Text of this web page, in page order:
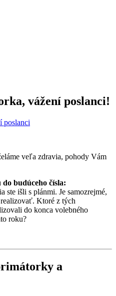
vážení poslanci!
poslanci
veľa zdravia, pohody Vám
budúceho čísla:
ste išli s plánmi. Je samozrejmé,
Ktoré z tých
do konca volebného
roku?
a